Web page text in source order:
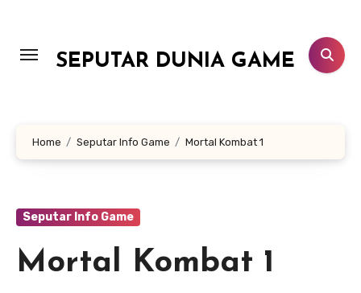
konten
SEPUTAR DUNIA GAME
Home Seputar Info Game Mortal Kombat 1
Seputar Info Game
Mortal Kombat 1